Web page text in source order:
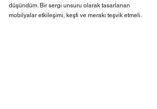
düşündüm. Bir sergi unsuru olarak tasarlanan
mobilyalar etkileşimi, keşfi ve merakı teşvik etmeli.